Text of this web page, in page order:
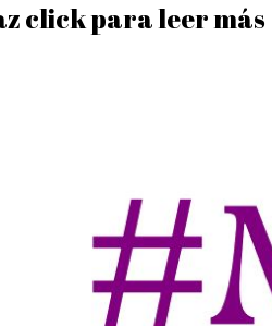
click para leer más